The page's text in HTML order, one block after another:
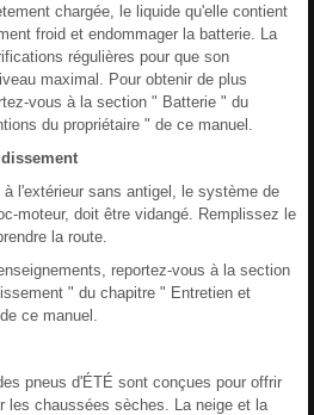
chargée, le liquide qu'elle contient
froid et endommager la batterie. La
régulières pour que son
maximal. Pour obtenir de plus
vous à la section " Batterie " du
du propriétaire " de ce manuel.
l'extérieur sans antigel, le système de
moteur, doit être vidangé. Remplissez le
la route.
reportez-vous à la section
" du chapitre " Entretien et
ce manuel.
pneus d'ÉTÉ sont conçues pour offrir
les chaussées sèches. La neige et la